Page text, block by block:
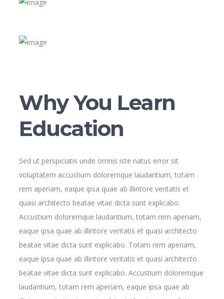
Why You Learn
Education
Sed ut perspiciatis unde omnis iste natus error sit
voluptatem accustium doloremque laudantium, totam
rem aperiam, eaque ipsa quae ab illintore veritatis et
quasi architecto beatae vitae dicta sunt explicabo.
Accustium doloremque laudantium, totam rem aperiam,
eaque ipsa quae ab illintore veritatis et quasi architecto
beatae vitae dicta sunt explicabo. Totam rem aperiam,
eaque ipsa quae ab illintore veritatis et quasi architecto
beatae vitae dicta sunt explicabo. Accustium doloremque
laudantium, totam rem aperiam, eaque ipsa quae ab